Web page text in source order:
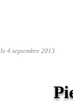
le 4 septembre 2013